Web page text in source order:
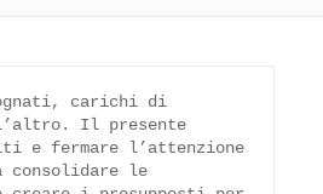
carichi di
Il presente
e fermare l’attenzione
consolidare le